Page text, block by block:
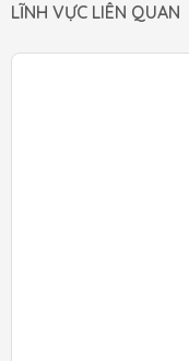
LĨNH VỰC LIÊN QUAN